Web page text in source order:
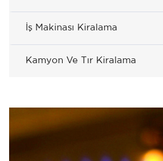
İş Makinası Kiralama
Kamyon Ve Tır Kiralama